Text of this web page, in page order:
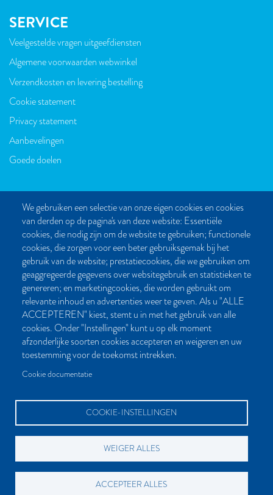
We gebruiken een selectie van onze eigen cookies en cookies
van derden op de pagina's van deze website: Essentiële
cookies, die nodig zijn om de website te gebruiken; functionele
cookies, die zorgen voor een beter gebruiksgemak bij het
gebruik van de website; prestatiecookies, die we gebruiken om
geaggregeerde gegevens over websitegebruik en statistieken te
genereren; en marketingcookies, die worden gebruikt om
relevante inhoud en advertenties weer te geven. Als u "ALLE
ACCEPTEREN" kiest, stemt u in met het gebruik van alle
cookies. Onder "Instellingen" kunt u op elk moment
afzonderlijke soorten cookies accepteren en weigeren en uw
toestemming voor de toekomst intrekken.
Cookie documentatie
COOKIE-INSTELLINGEN
WEIGER ALLES
ACCEPTEER ALLES
SERVICE
VOET
Veelgestelde vragen uitgeefdiensten
Algemene voorwaarden webwinkel
Verzendkosten en levering bestelling
Cookie statement
Privacy statement
Aanbevelingen
Goede doelen
CONTACT
Post- en bezoekadres:
Kattegat 32-8
9723 JP Groningen
Nederland
Bellen:
050 851 80 41
Bereikbaar van maandag t/m vrijdag tussen 9.00 en 17.00 uur
info[at]palmslag.nl(algemene vragen)
BETAALMOGELIJKHEDEN